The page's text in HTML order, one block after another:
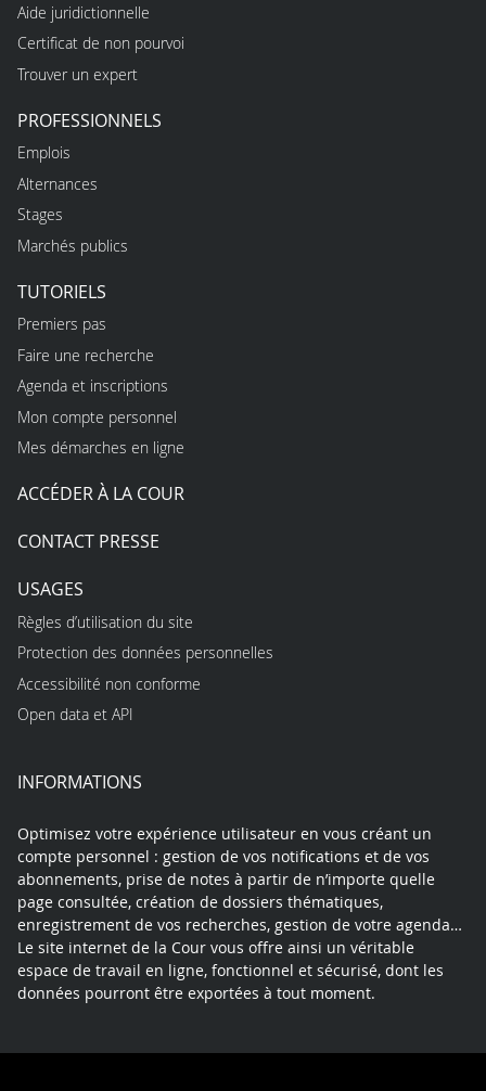
Aide juridictionnelle
Certificat de non pourvoi
Trouver un expert
PROFESSIONNELS
Emplois
Alternances
Stages
Marchés publics
TUTORIELS
Premiers pas
Faire une recherche
Agenda et inscriptions
Mon compte personnel
Mes démarches en ligne
ACCÉDER À LA COUR
CONTACT PRESSE
USAGES
Règles d’utilisation du site
Protection des données personnelles
Accessibilité non conforme
Open data et API
INFORMATIONS
Optimisez votre expérience utilisateur en vous créant un
compte personnel : gestion de vos notifications et de vos
abonnements, prise de notes à partir de n’importe quelle
page consultée, création de dossiers thématiques,
enregistrement de vos recherches, gestion de votre agenda…
Le site internet de la Cour vous offre ainsi un véritable
espace de travail en ligne, fonctionnel et sécurisé, dont les
données pourront être exportées à tout moment.